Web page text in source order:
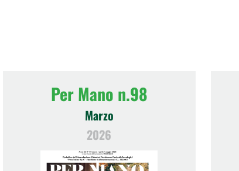
Per Mano n.98
Marzo
2026